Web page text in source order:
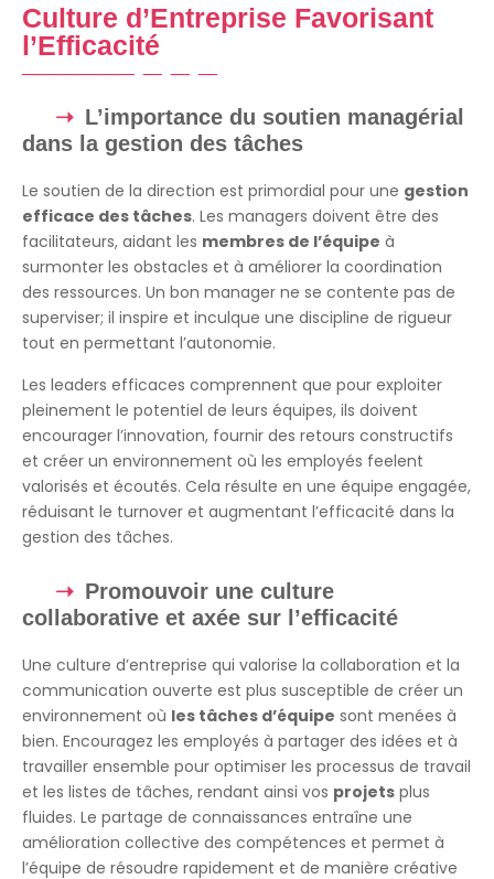
Culture d’Entreprise Favorisant
l’Efficacité
L’importance du soutien managérial
dans la gestion des tâches
Le soutien de la direction est primordial pour une gestion
efficace des tâches. Les managers doivent être des
facilitateurs, aidant les membres de l’équipe à
surmonter les obstacles et à améliorer la coordination
des ressources. Un bon manager ne se contente pas de
superviser; il inspire et inculque une discipline de rigueur
tout en permettant l’autonomie.
Les leaders efficaces comprennent que pour exploiter
pleinement le potentiel de leurs équipes, ils doivent
encourager l’innovation, fournir des retours constructifs
et créer un environnement où les employés feelent
valorisés et écoutés. Cela résulte en une équipe engagée,
réduisant le turnover et augmentant l’efficacité dans la
gestion des tâches.
Promouvoir une culture
collaborative et axée sur l’efficacité
Une culture d’entreprise qui valorise la collaboration et la
communication ouverte est plus susceptible de créer un
environnement où les tâches d’équipe sont menées à
bien. Encouragez les employés à partager des idées et à
travailler ensemble pour optimiser les processus de travail
et les listes de tâches, rendant ainsi vos projets plus
fluides. Le partage de connaissances entraîne une
amélioration collective des compétences et permet à
l’équipe de résoudre rapidement et de manière créative